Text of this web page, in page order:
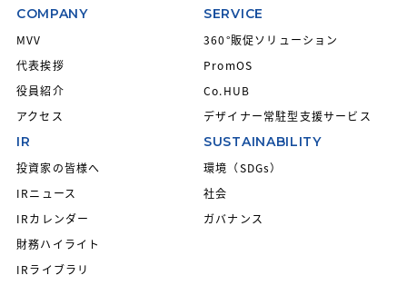
COMPANY
MVV
代表挨拶
役員紹介
アクセス
SERVICE
360°販促ソリューション
PromOS
Co.HUB
デザイナー常駐型支援サービス
IR
投資家の皆様へ
IRニュース
IRカレンダー
財務ハイライト
IRライブラリ
SUSTAINABILITY
環境（SDGs）
社会
ガバナンス